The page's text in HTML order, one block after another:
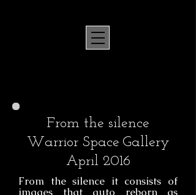
From the silence
Warrior Space Gallery
April 2016
From the silence it consists of
images that auto reborn as